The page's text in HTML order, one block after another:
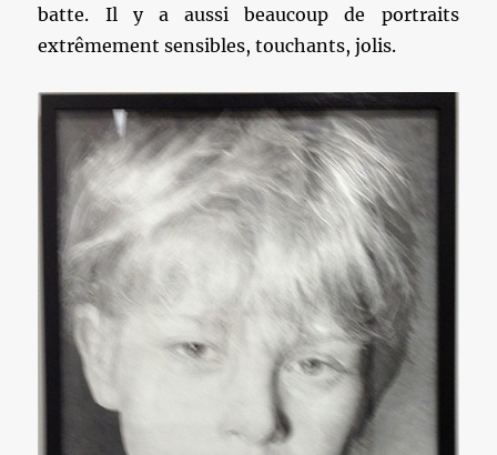
batte. Il y a aussi beaucoup de portraits
extrêmement sensibles, touchants, jolis.